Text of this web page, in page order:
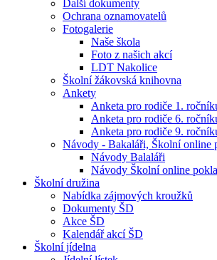
Další dokumenty
Ochrana oznamovatelů
Fotogalerie
Naše škola
Foto z našich akcí
LDT Nakolice
Školní žákovská knihovna
Ankety
Anketa pro rodiče 1.
Anketa pro rodiče 6.
Anketa pro rodiče 9.
Návody - Bakaláři, Školní online
Návody Balaláři
Návody Školní online
Školní družina
Nabídka zájmových kroužků
Dokumenty ŠD
Akce ŠD
Kalendář akcí ŠD
Školní jídelna